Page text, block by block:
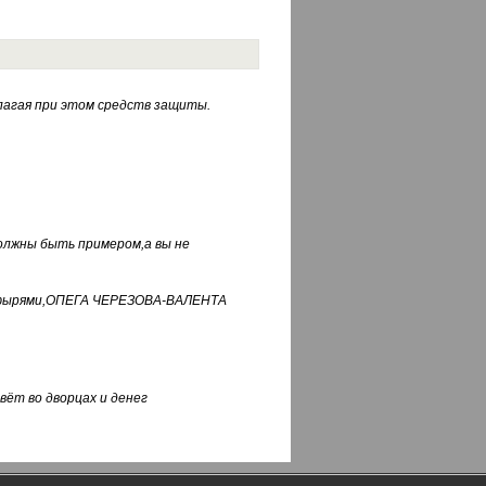
при этом средств защиты.
быть примером,а вы не
ЧЕРЕЗОВА-ВАЛЕНТА
во дворцах и денег